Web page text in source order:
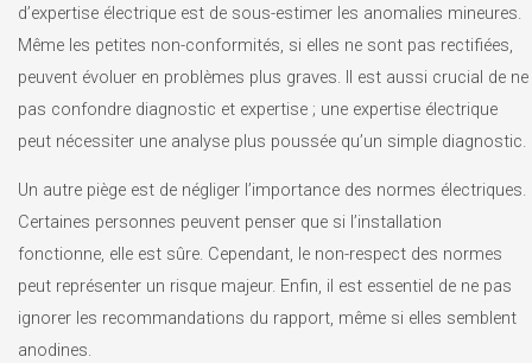
d’expertise électrique est de sous-estimer les anomalies mineures.
Même les petites non-conformités, si elles ne sont pas rectifiées,
peuvent évoluer en problèmes plus graves. Il est aussi crucial de ne
pas confondre diagnostic et expertise ; une expertise électrique
peut nécessiter une analyse plus poussée qu’un simple diagnostic.
Un autre piège est de négliger l’importance des normes électriques.
Certaines personnes peuvent penser que si l’installation
fonctionne, elle est sûre. Cependant, le non-respect des normes
peut représenter un risque majeur. Enfin, il est essentiel de ne pas
ignorer les recommandations du rapport, même si elles semblent
anodines.